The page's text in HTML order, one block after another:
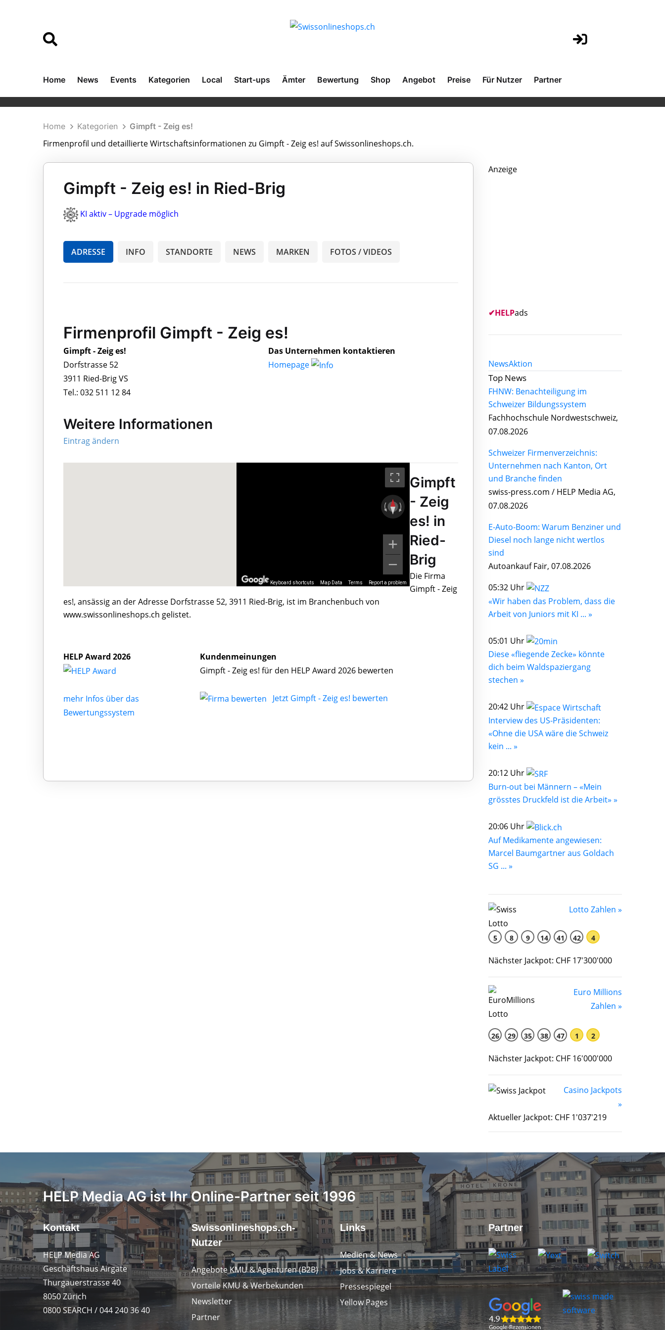
Home News Events Kategorien Local Start-ups Ämter Bewertung Shop Angebot Preise Für Nutzer Partner
Home Kategorien Gimpft - Zeig es!
Firmenprofil und detaillierte Wirtschaftsinformationen zu Gimpft - Zeig es! auf Swissonlineshops.ch.
Gimpft - Zeig es! in Ried-Brig
KI aktiv – Upgrade möglich
ADRESSE INFO STANDORTE NEWS MARKEN FOTOS / VIDEOS
Firmenprofil Gimpft - Zeig es!
Gimpft - Zeig es!
Dorfstrasse 52
3911 Ried-Brig VS
Tel.: 032 511 12 84
Das Unternehmen kontaktieren
Homepage
Weitere Informationen
Eintrag ändern
Keyboard shortcuts Map Data Terms Report a problem
Gimpft
- Zeig
es! in
Ried-
Brig
Die Firma
Gimpft - Zeig
es!, ansässig an der Adresse Dorfstrasse 52, 3911 Ried-Brig, ist im Branchenbuch von
www.swissonlineshops.ch gelistet.
HELP Award 2026
mehr Infos über das
Bewertungssystem
Kundenmeinungen
Gimpft - Zeig es! für den HELP Award 2026 bewerten
Jetzt Gimpft - Zeig es! bewerten
Anzeige
✔HELPads
NewsAktion
Top News
FHNW: Benachteiligung im
Schweizer Bildungssystem
Fachhochschule Nordwestschweiz,
07.08.2026
Schweizer Firmenverzeichnis:
Unternehmen nach Kanton, Ort
und Branche finden
swiss-press.com / HELP Media AG,
07.08.2026
E-Auto-Boom: Warum Benziner und
Diesel noch lange nicht wertlos
sind
Autoankauf Fair, 07.08.2026
05:32 Uhr
«Wir haben das Problem, dass die
Arbeit von Juniors mit KI ... »
05:01 Uhr
Diese «fliegende Zecke» könnte
dich beim Waldspaziergang
stechen »
20:42 Uhr
Interview des US-Präsidenten:
«Ohne die USA wäre die Schweiz
kein ... »
20:12 Uhr
Burn-out bei Männern – «Mein
grösstes Druckfeld ist die Arbeit» »
20:06 Uhr
Auf Medikamente angewiesen:
Marcel Baumgartner aus Goldach
SG ... »
Lotto Zahlen »
5 8 9 14 41 42 4
Nächster Jackpot: CHF 17'300'000
Euro Millions
Zahlen »
26 29 35 38 47 1 2
Nächster Jackpot: CHF 16'000'000
Casino Jackpots
»
Aktueller Jackpot: CHF 1'037'219
HELP Media AG ist Ihr Online-Partner seit 1996
Kontakt
HELP Media AG
Geschäftshaus Airgate
Thurgauerstrasse 40
8050 Zürich
0800 SEARCH / 044 240 36 40
Swissonlineshops.ch-
Nutzer
Angebote KMU & Agenturen (B2B)
Vorteile KMU & Werbekunden
Newsletter
Partner
Links
Medien & News
Jobs & Karriere
Pressespiegel
Yellow Pages
Partner